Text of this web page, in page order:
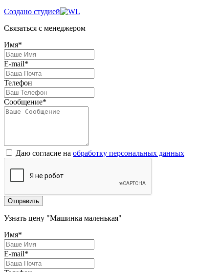
Создано студией
Связаться с менеджером
Имя*
E-mail*
Телефон
Сообщение*
Даю согласие на обработку персональных данных
Отправить
Узнать цену "Машинка маленькая"
Имя*
E-mail*